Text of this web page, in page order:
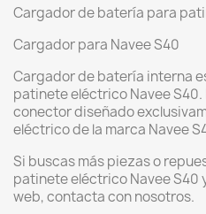
Cargador de batería para
Cargador para Navee S40
Cargador de batería interna
patinete eléctrico Navee
conector diseñado
eléctrico de la marca Navee
Si buscas más piezas o
patinete eléctrico Navee S40
web, contacta con nosotros.